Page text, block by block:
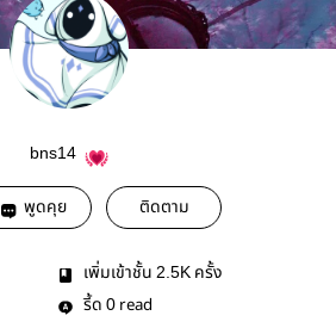
bns14
พูดคุย ติดตาม
เพิ่มเข้าชั้น 2.5K ครั้ง
รี้ด 0 read